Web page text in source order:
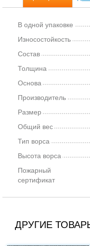
В одной упаковке
Износостойкость
Состав
Толщина
Основа
Производитель
Размер
Общий вес
Тип ворса
Высота ворса
Пожарный
сертификат
ДРУГИЕ